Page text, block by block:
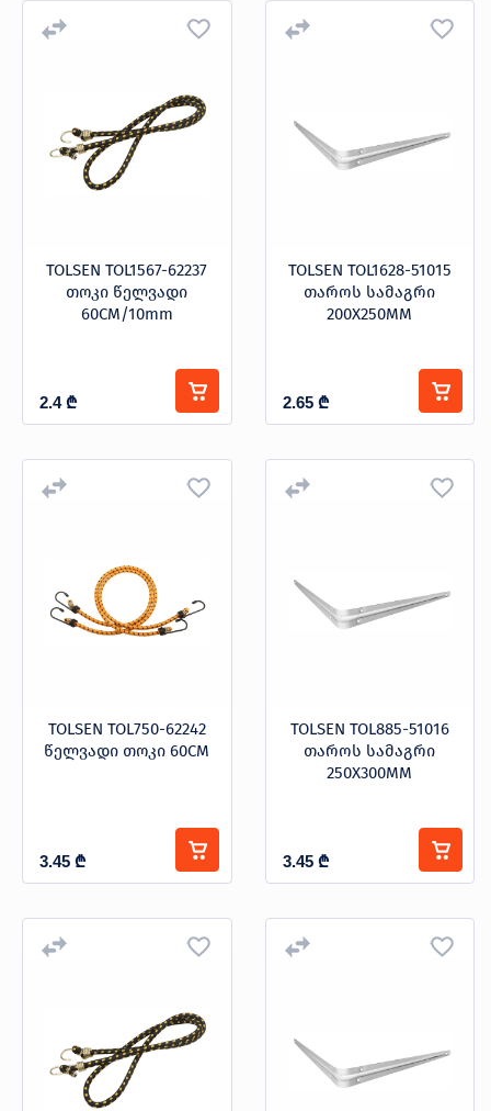
TOLSEN TOL1567-62237
თოკი წელვადი
60CM/10mm
2.4 ₾
TOLSEN TOL1628-51015
თაროს სამაგრი
200X250MM
2.65 ₾
TOLSEN TOL750-62242
წელვადი თოკი 60CM
3.45 ₾
TOLSEN TOL885-51016
თაროს სამაგრი
250X300MM
3.45 ₾